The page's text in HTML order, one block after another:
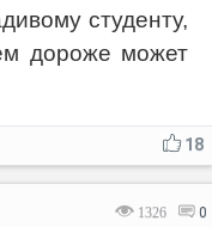
студенту,
дороже может
18
1326 0